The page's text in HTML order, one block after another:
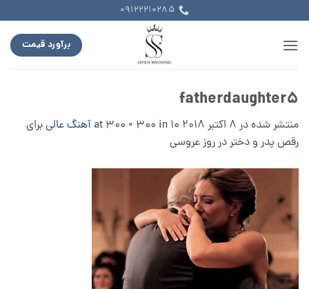
to
content
09122210285
برآورد قیمت
fatherdaughter5
منتشر شده در 8 اکتبر 2018 300 × 300 in
۱۰ آهنگ عالی برای
رقص پدر و دختر در روز عروسی